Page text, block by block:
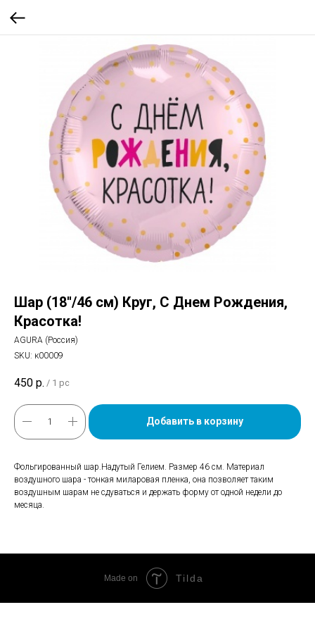
Шар (18''/46 см) Круг, С Днем Рождения,
Красотка!
AGURA (Россия)
SKU: к00009
450 р. / 1 pc
Добавить в корзину
Фольгированный шар.Надутый Гелием. Размер 46 см. Материал
воздушного шара - тонкая миларовая пленка, она позволяет таким
воздушным шарам не сдуваться и держать форму от одной недели до
месяца.
Made on Tilda